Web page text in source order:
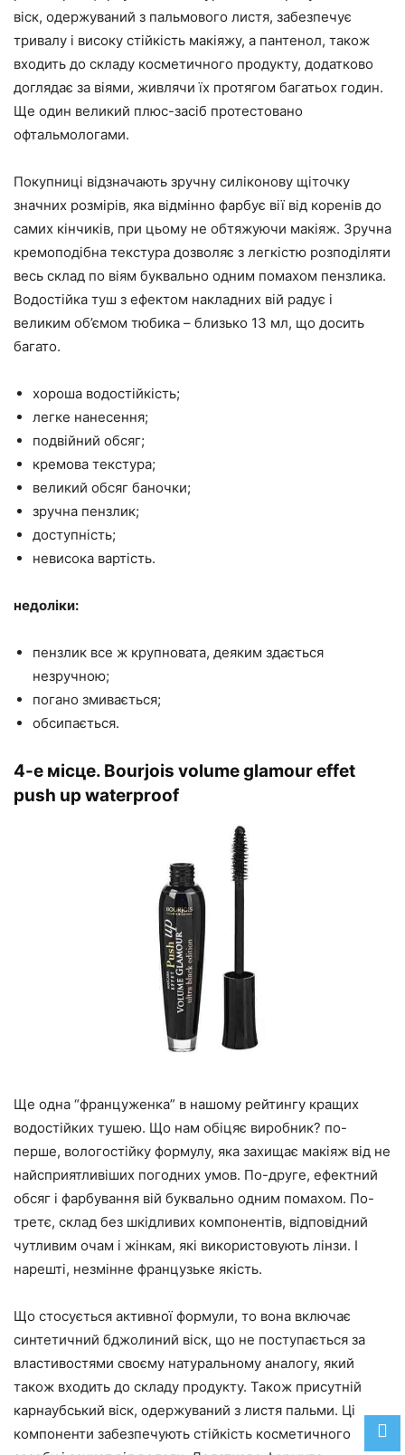
віск, одержуваний з пальмового листя, забезпечує
тривалу і високу стійкість макіяжу, а пантенол, також
входить до складу косметичного продукту, додатково
доглядає за віями, живлячи їх протягом багатьох годин.
Ще один великий плюс-засіб протестовано
офтальмологами.
Покупниці відзначають зручну силіконову щіточку
значних розмірів, яка відмінно фарбує вії від коренів до
самих кінчиків, при цьому не обтяжуючи макіяж. Зручна
кремоподібна текстура дозволяє з легкістю розподіляти
весь склад по віям буквально одним помахом пензлика.
Водостійка туш з ефектом накладних вій радує і
великим об’ємом тюбика – близько 13 мл, що досить
багато.
хороша водостійкість;
легке нанесення;
подвійний обсяг;
кремова текстура;
великий обсяг баночки;
зручна пензлик;
доступність;
невисока вартість.
недоліки:
пензлик все ж крупновата, деяким здається
незручною;
погано змивається;
обсипається.
4-е місце. Bourjois volume glamour effet
push up waterproof
Ще одна “француженка” в нашому рейтингу кращих
водостійких тушею. Що нам обіцяє виробник? по-
перше, вологостійку формулу, яка захищає макіяж від не
найсприятливіших погодних умов. По-друге, ефектний
обсяг і фарбування вій буквально одним помахом. По-
третє, склад без шкідливих компонентів, відповідний
чутливим очам і жінкам, які використовують лінзи. І
нарешті, незмінне французьке якість.
Що стосується активної формули, то вона включає
синтетичний бджолиний віск, що не поступається за
властивостями своєму натуральному аналогу, який
також входить до складу продукту. Також присутній
карнаубський віск, одержуваний з листя пальми. Ці
компоненти забезпечують стійкість косметичного